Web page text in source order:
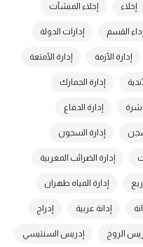
إخلاء إخلاء المنشآت
إداء القسم إدارات الدولة
إدارة الأزمة إدارة الأمتعة
إدارة الجمارك
إدارة الدفاع
إدارة السجون
إدارة الضرائب المغربية
إدارة المياه طهران
إدانة عربية إدراج
الروخ إدريس السنتيسي